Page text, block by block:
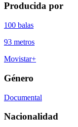
Producida por
100 balas
93 metros
Movistar+
Género
Documental
Nacionalidad